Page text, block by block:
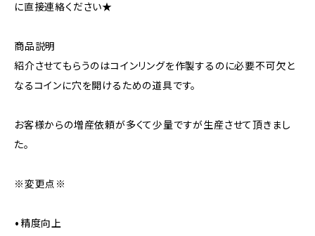
に直接連絡ください★
商品説明
紹介させてもらうのはコインリングを作製するのに必要不可欠と
なるコインに穴を開けるための道具です。
お客様からの増産依頼が多くて少量ですが生産させて頂きまし
た。
※変更点※
•精度向上